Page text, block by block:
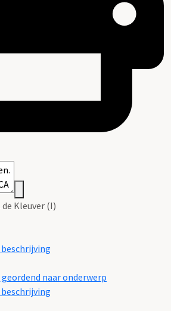
Kleuver (I)
naar onderwerp